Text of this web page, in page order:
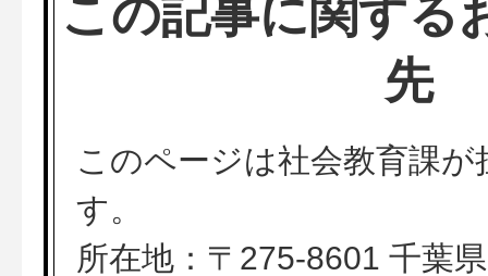
この記事に関する
先
このページは社会教育課
す。
所在地：〒275-8601 千葉